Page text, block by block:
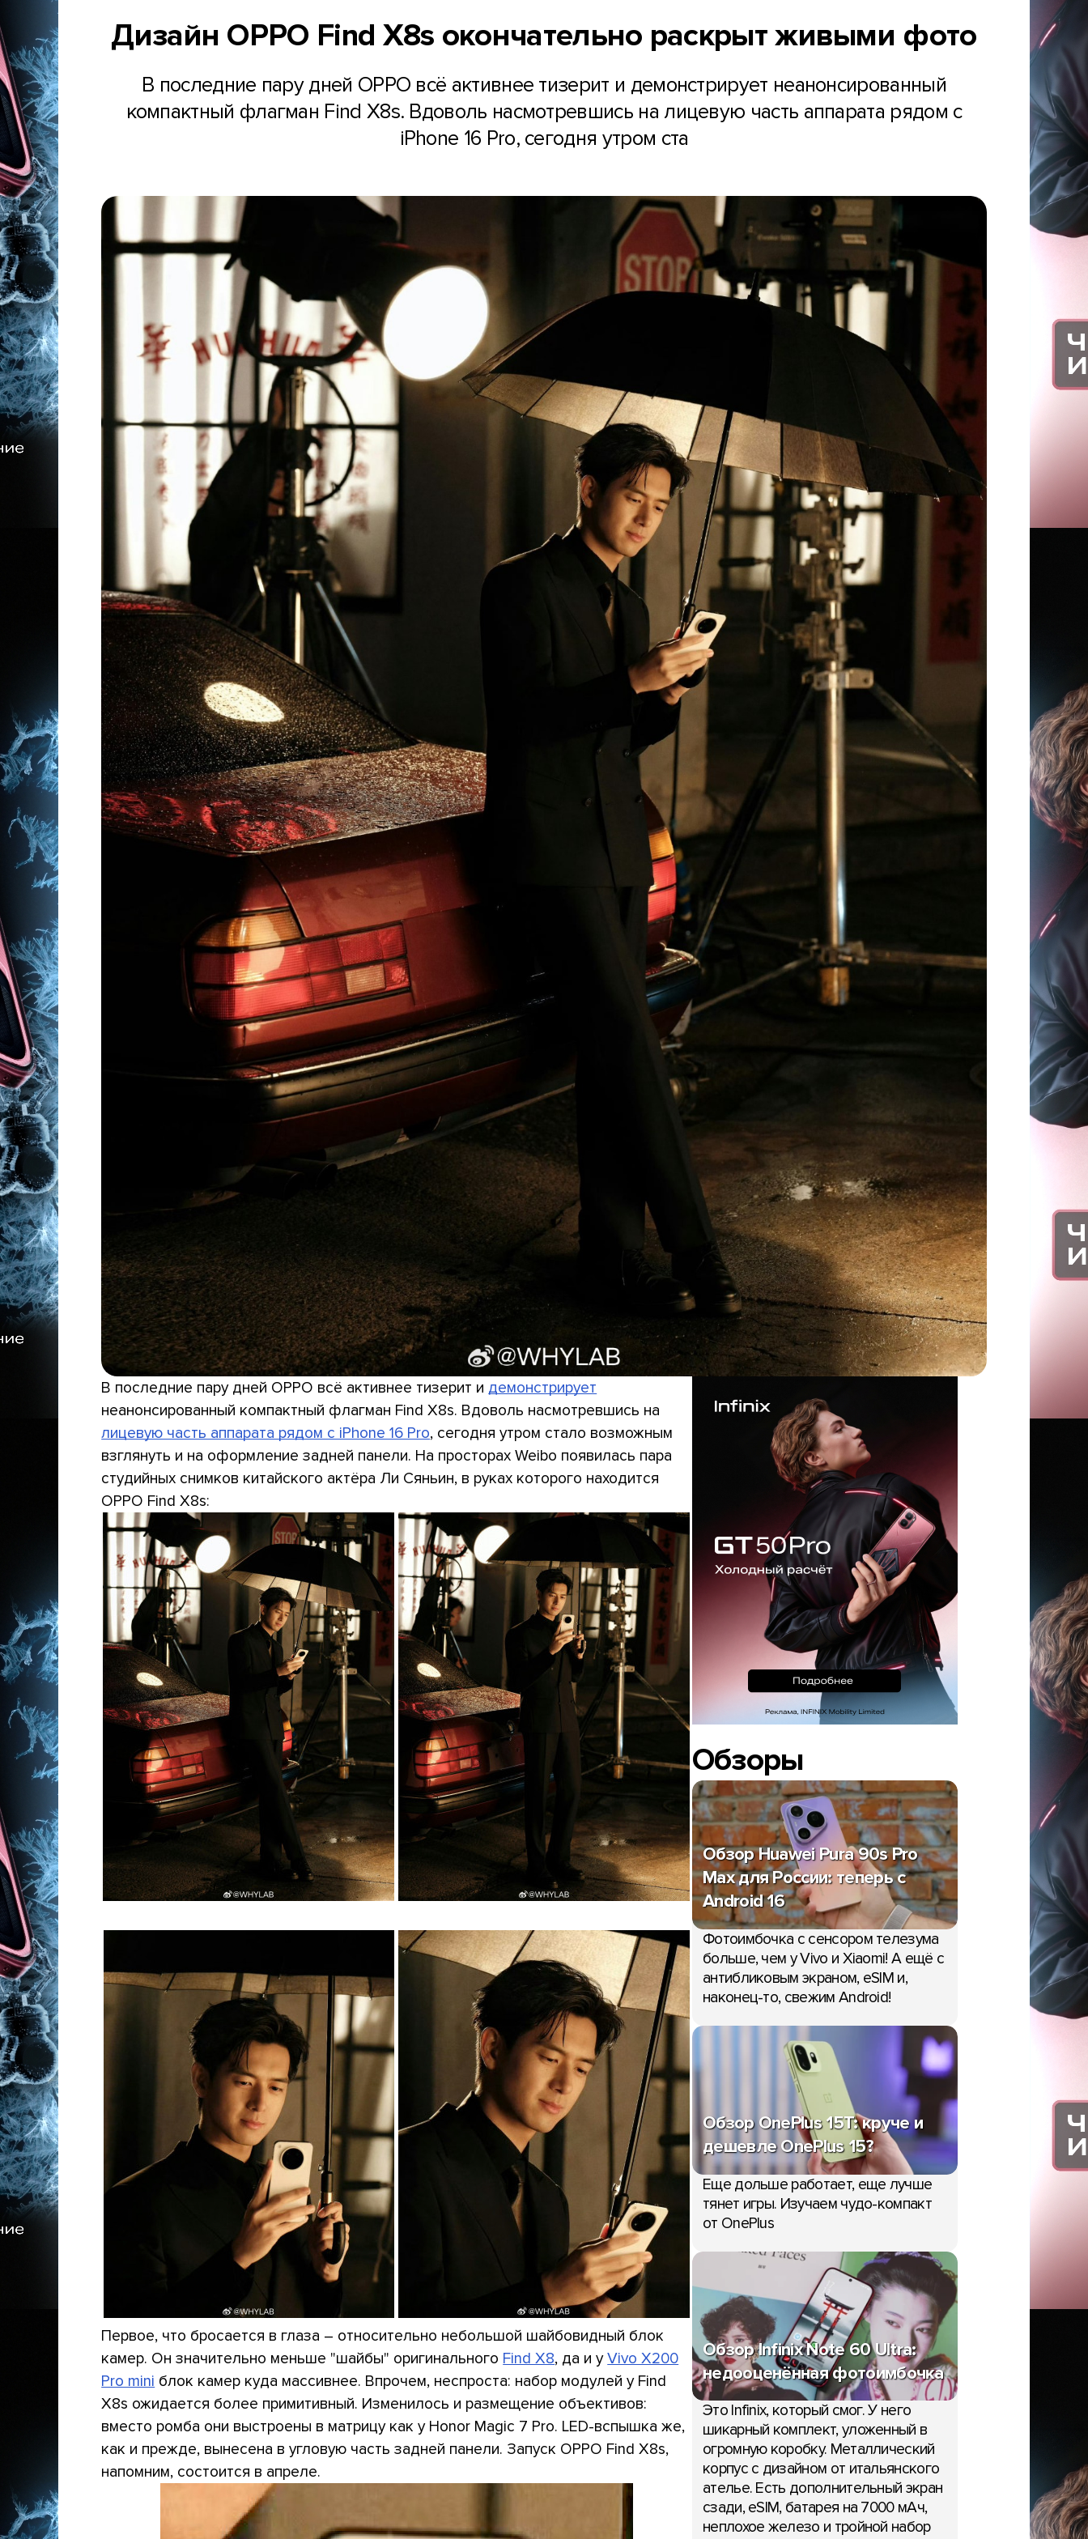
Дизайн OPPO Find X8s окончательно раскрыт живыми фото
В последние пару дней OPPO всё активнее тизерит и демонстрирует неанонсированный
компактный флагман Find X8s. Вдоволь насмотревшись на лицевую часть аппарата рядом с
iPhone 16 Pro, сегодня утром ста
В последние пару дней OPPO всё активнее тизерит и демонстрирует
неанонсированный компактный флагман Find X8s. Вдоволь насмотревшись на
лицевую часть аппарата рядом с iPhone 16 Pro, сегодня утром стало возможным
взглянуть и на оформление задней панели. На просторах Weibo появилась пара
студийных снимков китайского актёра Ли Сяньин, в руках которого находится
OPPO Find X8s:
Первое, что бросается в глаза – относительно небольшой шайбовидный блок
камер. Он значительно меньше "шайбы" оригинального Find X8, да и уVivo X200
Pro mini блок камер куда массивнее. Впрочем, неспроста: набор модулей у Find
X8s ожидается более примитивный. Изменилось и размещение объективов:
вместо ромба они выстроены в матрицу как у Honor Magic 7 Pro. LED-вспышка же,
как и прежде, вынесена в угловую часть задней панели. Запуск OPPO Find X8s,
напомним, состоится в апреле.
Обзоры
Обзор Huawei Pura 90s Pro
Max для России: теперь с
Android 16
Фотоимбочка с сенсором телезума
больше, чем у Vivo и Xiaomi! А ещё с
антибликовым экраном, eSIM и,
наконец-то, свежим Android!
Обзор OnePlus 15T: круче и
дешевле OnePlus 15?
Еще дольше работает, еще лучше
тянет игры. Изучаем чудо-компакт
от OnePlus
Обзор Infinix Note 60 Ultra:
недооценённая фотоимбочка
Это Infinix, который смог. У него
шикарный комплект, уложенный в
огромную коробку. Металлический
корпус с дизайном от итальянского
ателье. Есть дополнительный экран
сзади, eSIM, батарея на 7000 мАч,
неплохое железо и тройной набор